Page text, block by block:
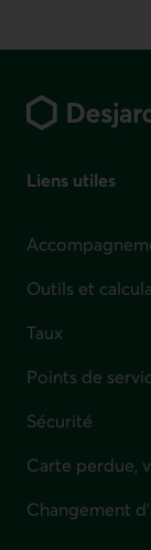
Liens utiles
Outils et
Taux
Points de
Sécurité
Carte perdue,
Changement